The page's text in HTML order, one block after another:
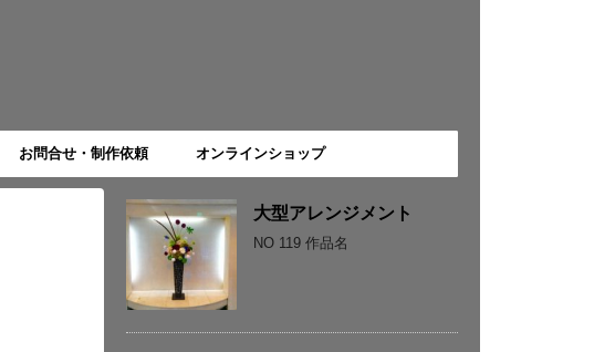
お問合せ・制作依頼 オンラインショップ
大型アレンジメント
NO 119 作品名